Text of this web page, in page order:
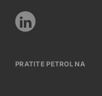
nas
Pratite
nas
Social
PRATITE PETROL NA